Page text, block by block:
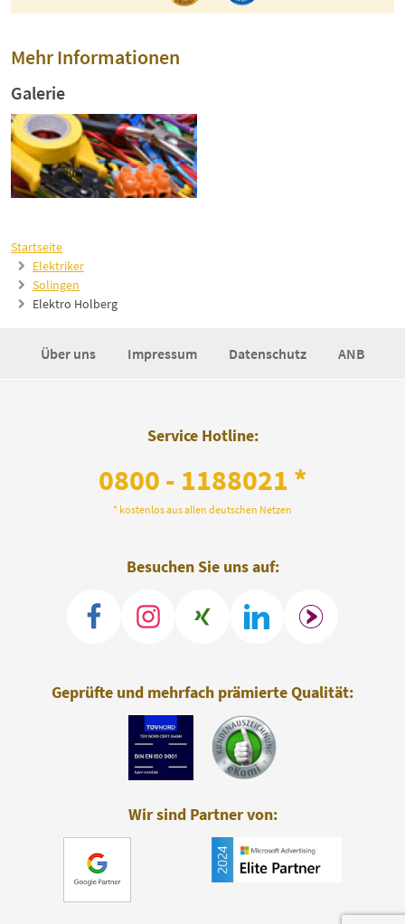
Startseite
Elektriker
Solingen
Elektro Holberg
Mehr Informationen
Galerie
Über uns Impressum Datenschutz ANB
Service Hotline:
0800 - 1188021 *
* kostenlos aus allen deutschen Netzen
Besuchen Sie uns auf:
Geprüfte und mehrfach prämierte Qualität:
Wir sind Partner von: